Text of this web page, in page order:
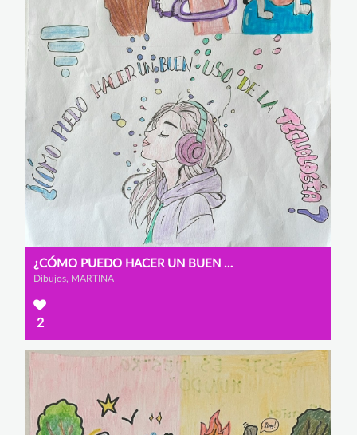
¿CÓMO PUEDO HACER UN BUEN USO DE LA TECNOLOGÍA?
Dibujos, MARTINA
2